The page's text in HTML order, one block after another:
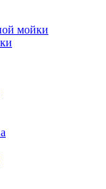
мойки